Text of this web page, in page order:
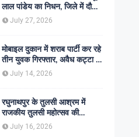
लाल पांडेय का निधन, जिले में दौड़ी
शोक की लहर
July 27, 2026
मोबाइल दुकान में शराब पार्टी कर रहे
तीन युवक गिरफ्तार, अवैध कट्टा व
कारतूस बरामद
July 14, 2026
रघुनाथपुर के तुलसी आश्रम में
राजकीय तुलसी महोत्सव की
अनुशंसा, बीडीओ ने भेजी
सकारात्मक रिपोर्ट
July 16, 2026